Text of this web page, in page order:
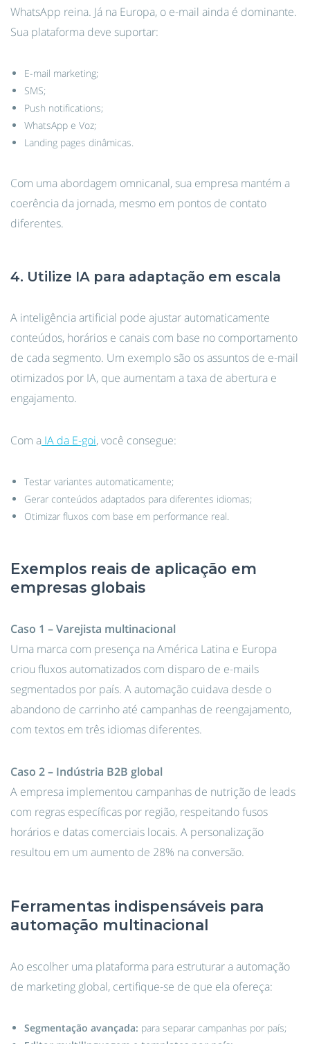
WhatsApp reina. Já na Europa, o e-mail ainda é dominante.
Sua plataforma deve suportar:
E-mail marketing;
SMS;
Push notifications;
WhatsApp e Voz;
Landing pages dinâmicas.
Com uma abordagem omnicanal, sua empresa mantém a
coerência da jornada, mesmo em pontos de contato
diferentes.
4. Utilize IA para adaptação em escala
A inteligência artificial pode ajustar automaticamente
conteúdos, horários e canais com base no comportamento
de cada segmento. Um exemplo são os assuntos de e-mail
otimizados por IA, que aumentam a taxa de abertura e
engajamento.
Com a IA da E-goi, você consegue:
Testar variantes automaticamente;
Gerar conteúdos adaptados para diferentes idiomas;
Otimizar fluxos com base em performance real.
Exemplos reais de aplicação em
empresas globais
Caso 1 – Varejista multinacional
Uma marca com presença na América Latina e Europa
criou fluxos automatizados com disparo de e-mails
segmentados por país. A automação cuidava desde o
abandono de carrinho até campanhas de reengajamento,
com textos em três idiomas diferentes.
Caso 2 – Indústria B2B global
A empresa implementou campanhas de nutrição de leads
com regras específicas por região, respeitando fusos
horários e datas comerciais locais. A personalização
resultou em um aumento de 28% na conversão.
Ferramentas indispensáveis para
automação multinacional
Ao escolher uma plataforma para estruturar a automação
de marketing global, certifique-se de que ela ofereça:
Segmentação avançada: para separar campanhas por país;